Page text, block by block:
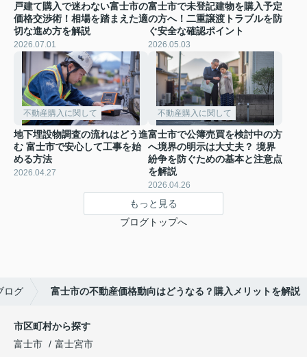
戸建て購入で迷わない富士市の
価格交渉術！相場を踏まえた適
切な進め方を解説
2026.07.01
富士市で未登記建物を購入予定
の方へ！二重譲渡トラブルを防
ぐ安全な確認ポイント
2026.05.03
不動産購入に関して
地下埋設物調査の流れはどう進
む 富士市で安心して工事を始
める方法
2026.04.27
不動産購入に関して
富士市で公簿売買を検討中の方
へ境界の明示は大丈夫？ 境界
紛争を防ぐための基本と注意点
を解説
2026.04.26
もっと見る
ブログトップへ
ログ 富士市の不動産価格動向はどうなる？購入メリットを解説
市区町村から探す
富士市
富士宮市